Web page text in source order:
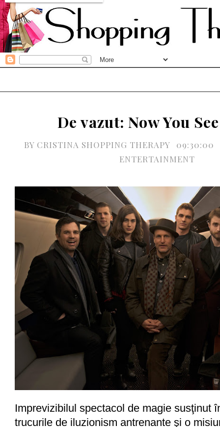
De vazut: Now You
BY CRISTINA SHOPPING THERAPY
09:30:00
ENTERTAINMENT
Imprevizibilul spectacol de magie susţinut
trucurile de iluzionism antrenante şi o